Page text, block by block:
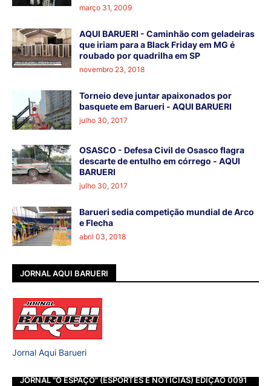
março 31, 2009
AQUI BARUERI - Caminhão com geladeiras
que iriam para a Black Friday em MG é
roubado por quadrilha em SP
novembro 23, 2018
Torneio deve juntar apaixonados por
basquete em Barueri - AQUI BARUERI
julho 30, 2017
OSASCO - Defesa Civil de Osasco flagra
descarte de entulho em córrego - AQUI
BARUERI
julho 30, 2017
Barueri sedia competição mundial de Arco
e Flecha
abril 03, 2018
JORNAL AQUI BARUERI
Jornal Aqui Barueri
JORNAL "O ESPAÇO" (ESPORTES E NOTÍCIAS) EDIÇÃO 0091